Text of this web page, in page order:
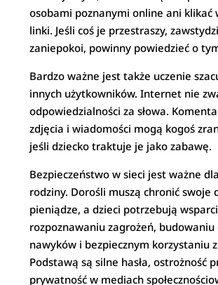
osobami poznanymi online ani klikać
linki. Jeśli coś je przestraszy,
zaniepokoi, powinny powiedzieć o
Bardzo ważne jest także uczenie
innych użytkowników. Internet nie
odpowiedzialności za słowa.
zdjęcia i wiadomości mogą kogoś
jeśli dziecko traktuje je jako zabawę.
Bezpieczeństwo w sieci jest ważne
rodziny. Dorośli muszą chronić swoje
pieniądze, a dzieci potrzebują
rozpoznawaniu zagrożeń, budowaniu
nawyków i bezpiecznym korzystaniu
Podstawą są silne hasła, ostrożność
prywatność w mediach